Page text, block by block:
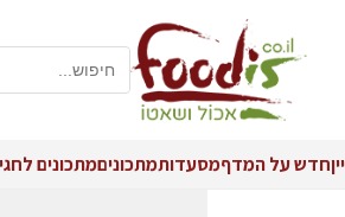
ייןחדש על המדףמסעדותמתכוניםמתכונים